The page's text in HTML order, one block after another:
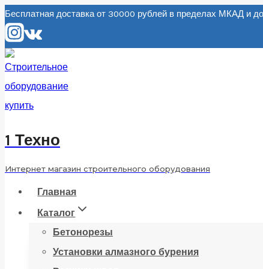
Перейти
к
содержанию
Бесплатная доставка от 30000 рублей в пределах МКАД
1 Техно
Интернет магазин строительного оборудования
Главная
Каталог
Бетонорезы
Установки алмазного бурения